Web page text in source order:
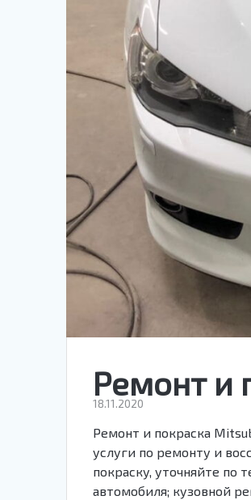
Ремонт и
18.11.2020
Ремонт и покраска
услуги по ремонту и
покраску, уточняйте по
автомобиля; кузовной